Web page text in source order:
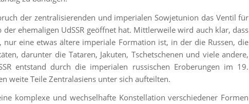
der zentralisierenden und imperialen Sowjetunion das Ventil für
ehemaligen UdSSR geöffnet hat. Mittlerweile wird auch klar, dass
nur eine etwas ältere imperiale Formation ist, in der die Russen, die
darunter die Tataren, Jakuten, Tschetschenen und viele andere,
entstand durch die imperialen russischen Eroberungen im 19.
weite Teile Zentralasiens unter sich aufteilten.
komplexe und wechselhafte Konstellation verschiedener Formen